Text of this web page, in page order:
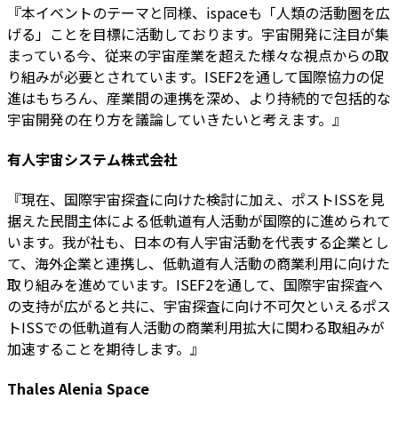
『本イベントのテーマと同様、ispaceも「人類の活動圏を広
げる」ことを目標に活動しております。宇宙開発に注目が集
まっている今、従来の宇宙産業を超えた様々な視点からの取
り組みが必要とされています。ISEF2を通して国際協力の促
進はもちろん、産業間の連携を深め、より持続的で包括的な
宇宙開発の在り方を議論していきたいと考えます。』
有人宇宙システム株式会社
『現在、国際宇宙探査に向けた検討に加え、ポストISSを見
据えた民間主体による低軌道有人活動が国際的に進められて
います。我が社も、日本の有人宇宙活動を代表する企業とし
て、海外企業と連携し、低軌道有人活動の商業利用に向けた
取り組みを進めています。ISEF2を通して、国際宇宙探査へ
の支持が広がると共に、宇宙探査に向け不可欠といえるポス
トISSでの低軌道有人活動の商業利用拡大に関わる取組みが
加速することを期待します。』
Thales Alenia Space